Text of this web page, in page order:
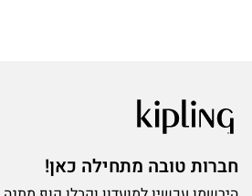
חברות טובה מתחילה כאן!